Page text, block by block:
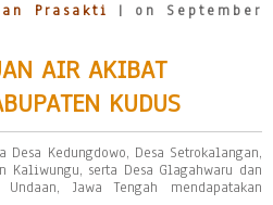
Prasakti
| on September
AIR AKIBAT
KUDUS
Desa Kedungdowo, Desa Setrokalangan,
Kaliwungu, serta Desa Glagahwaru dan
Jawa Tengah mendapatakan